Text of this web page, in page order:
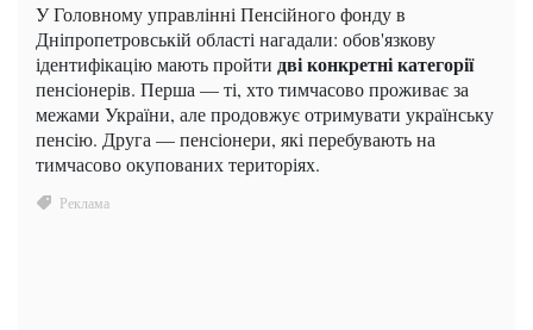
У Головному управлінні Пенсійного фонду в
Дніпропетровській області нагадали: обов'язкову
ідентифікацію мають пройти дві конкретні категорії
пенсіонерів. Перша — ті, хто тимчасово проживає за
межами України, але продовжує отримувати українську
пенсію. Друга — пенсіонери, які перебувають на
тимчасово окупованих територіях.